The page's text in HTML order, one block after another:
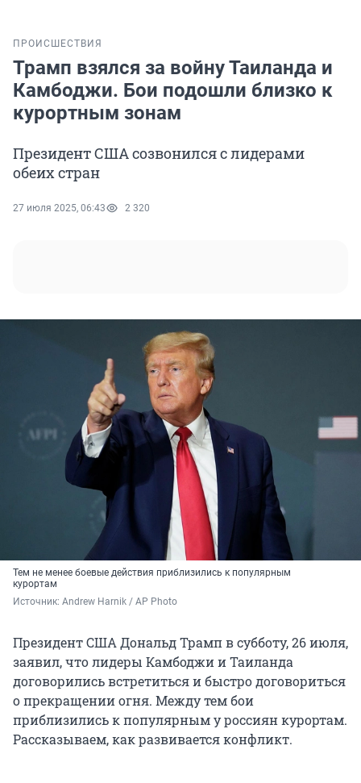
ПРОИСШЕСТВИЯ
Трамп взялся за войну Таиланда и
Камбоджи. Бои подошли близко к
курортным зонам
Президент США созвонился с лидерами
обеих стран
27 июля 2025, 06:43 2 320
Тем не менее боевые действия приблизились к популярным
курортам
Источник: Andrew Harnik / AP Photo
Президент США Дональд Трамп в субботу, 26 июля,
заявил, что лидеры Камбоджи и Таиланда
договорились встретиться и быстро договориться
о прекращении огня. Между тем бои
приблизились к популярным у россиян курортам.
Рассказываем, как развивается конфликт.